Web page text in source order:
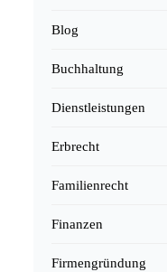
Blog
Buchhaltung
Dienstleistungen
Erbrecht
Familienrecht
Finanzen
Firmengründung